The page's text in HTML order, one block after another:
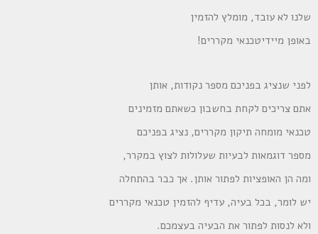
שלנו לא עובד, מומלץ להזמין
באופן מיידיטכנאי מקררים!
לפני שנציג בפניכם מספר נקודות, אותן
אתם צריכים לקחת בחשבון כשאתם מזמינים
טכנאי מומחה תיקון מקררים, נציג בפניכם
מספר דוגמאות לבעיות שעלולות לצוץ במקרר,
ומה הן האופציות לפתור אותן. אך כבר בהתחלה
יש לומר, בכל בעיה, עדיף להזמין טכנאי מקררים
ולא לנסות לפתור את הבעיה בעצמכם.